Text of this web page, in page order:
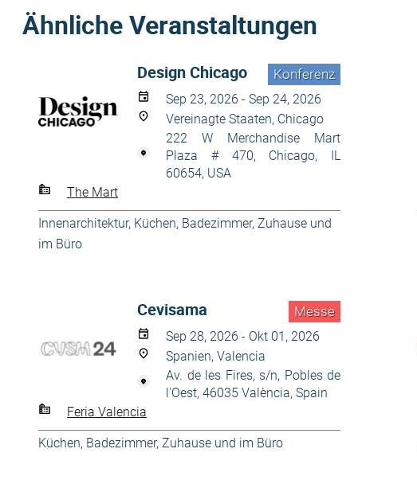
Ähnliche Veranstaltungen
Konferenz
Design Chicago
Sep 23, 2026 - Sep 24, 2026
Vereinagte Staaten, Chicago
222 W Merchandise Mart
Plaza # 470, Chicago, IL
60654, USA
The Mart
Innenarchitektur, Küchen, Badezimmer, Zuhause und
im Büro
Messe
Cevisama
Sep 28, 2026 - Okt 01, 2026
Spanien, Valencia
Av. de les Fires, s/n, Pobles de
l'Oest, 46035 València, Spain
Feria Valencia
Küchen, Badezimmer, Zuhause und im Büro